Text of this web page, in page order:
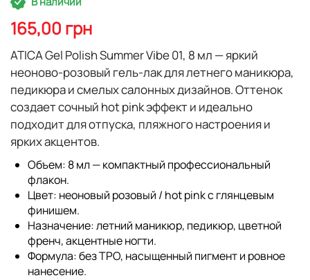
к
началу
галереи
изображений
165,00 грн
ATICA Gel Polish Summer Vibe 01, 8 мл — яркий
неоново-розовый гель-лак для летнего маникюра,
педикюра и смелых салонных дизайнов. Оттенок
создает сочный hot pink эффект и идеально
подходит для отпуска, пляжного настроения и
ярких акцентов.
Объем: 8 мл — компактный профессиональный
флакон.
Цвет: неоновый розовый / hot pink с глянцевым
финишем.
Назначение:летний маникюр, педикюр, цветной
френч, акцентные ногти.
Формула:без TPO, насыщенный пигмент и ровное
нанесение.